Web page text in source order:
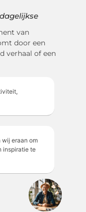
van
door een
verhaal of een
wij eraan om
inspiratie te